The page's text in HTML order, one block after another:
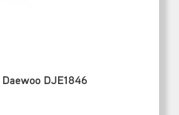
DJE1846